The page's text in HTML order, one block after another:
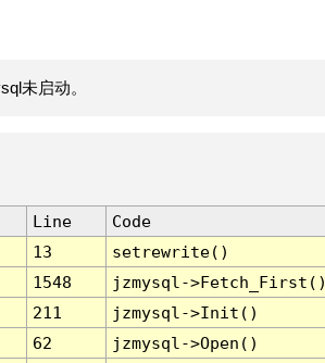
未启动。
Line
Code
13
setrewrite()
1548
jzmysql-
211
jzmysql->Init()
62
jzmysql->Open()